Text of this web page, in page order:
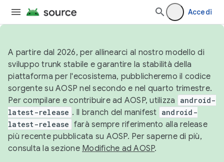
Accedi
A partire dal 2026, per allinearci al nostro modello di
sviluppo trunk stabile e garantire la stabilità della
piattaforma per l'ecosistema, pubblicheremo il codice
sorgente su AOSP nel secondo e nel quarto trimestre.
Per compilare e contribuire ad AOSP, utilizza
android-
latest-release . Il branch del manifest android-
latest-release farà sempre riferimento alla release
più recente pubblicata su AOSP. Per saperne di più,
consulta la sezione Modifiche ad AOSP.